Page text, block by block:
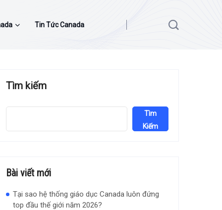
Tin Tức Canada
Tìm kiếm
Tìm
Kiếm
Bài viết mới
Tại sao hệ thống giáo dục Canada luôn đứng
top đầu thế giới năm 2026?